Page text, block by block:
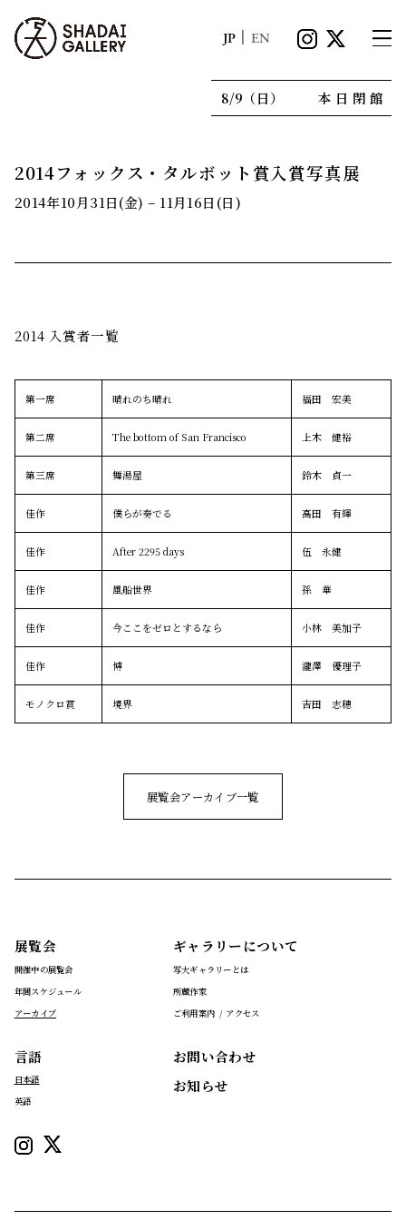
JP EN
8/9（日） 本日閉館
2014フォックス・タルボット賞入賞写真展
2014年10月31日(金) – 11月16日(日)
2014 入賞者一覧
第一席 晴れのち晴れ 福田 宏美
第二席 The bottom of San Francisco 上木 健裕
第三席 舞湯屋 鈴木 貞一
佳作 僕らが奏でる 高田 有輝
佳作 After 2295 days 伍 永健
佳作 風船世界 孫 華
佳作 今ここをゼロとするなら 小林 美加子
佳作 博 瀧澤 優理子
モノクロ賞 境界 吉田 志穂
展覧会アーカイブ一覧
展覧会
開催中の展覧会
年間スケジュール
アーカイブ
言語
日本語
英語
ギャラリーについて
写大ギャラリーとは
所蔵作家
ご利用案内 / アクセス
お問い合わせ
お知らせ